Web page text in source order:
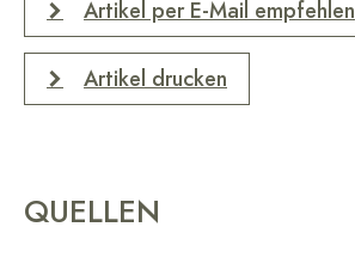
Artikel per E-Mail empfehlen
Artikel drucken
QUELLEN